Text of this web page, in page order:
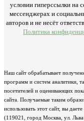
условии гиперссылки на
мессенджерах и
авторов и не несёт
Политика
Наш сайт обрабатывает
программ и систем аналитики,
посетителей и оценивающих
сайта. Получаемые таким
использовать этот сайт, вы
(119021, город Москва, ул.